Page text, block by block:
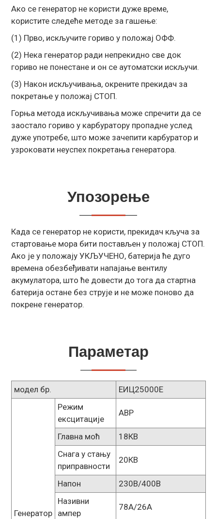
Ако се генератор не користи дуже време,
користите следеће методе за гашење:
(1) Прво, искључите гориво у положај ОФФ.
(2) Нека генератор ради непрекидно све док
гориво не понестане и он се аутоматски искључи.
(3) Након искључивања, окрените прекидач за
покретање у положај СТОП.
Горња метода искључивања може спречити да се
заостало гориво у карбуратору пропадне услед
дуже употребе, што може зачепити карбуратор и
узроковати неуспех покретања генератора.
Упозорење
Када се генератор не користи, прекидач кључа за
стартовање мора бити постављен у положај СТОП.
Ако је у положају УКЉУЧЕНО, батерија ће дуго
времена обезбеђивати напајање вентилу
акумулатора, што ће довести до тога да стартна
батерија остане без струје и не може поново да
покрене генератор.
Параметар
модел бр. ЕИЦ25000Е
Генератор
Режим
ексцитације
АВР
Главна моћ
18КВ
Снага у стању
приправности
20КВ
Напон
230В/400В
Називни
ампер
78А/26А